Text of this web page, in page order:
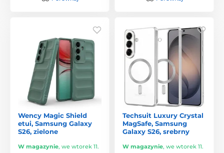
Wency Magic Shield
etui, Samsung Galaxy
S26, zielone
W magazynie, we wtorek 11.
Techsuit Luxury Crystal
MagSafe, Samsung
Galaxy S26, srebrny
W magazynie, we wtorek 11.